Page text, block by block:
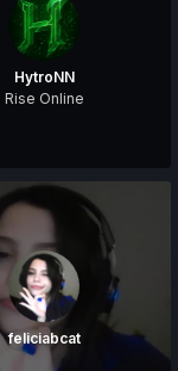
HytroNN
Rise Online
feliciabcat